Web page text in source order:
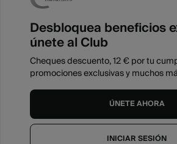
Cookies
Cookies Settings
España Español
Desbloquea beneficios
únete al Club
Cheques descuento, 12 € por tu
promociones exclusivas y muchos
ÚNETE AHORA
INICIAR SESIÓN